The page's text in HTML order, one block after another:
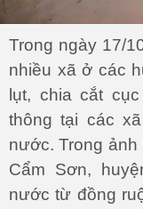
Trong ngày 17/
nhiều xã ở các
lụt, chia cắt
thông tại các
nước. Trong
Cẩm Sơn,
nước từ đồng